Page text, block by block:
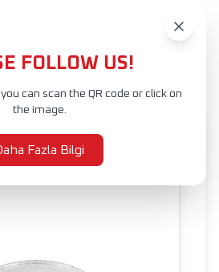
FOLLOW US!
can scan the QR code or click on
the image.
Fazla Bilgi
LED DEKORATİF TAVAN ARMATÜRLERİ